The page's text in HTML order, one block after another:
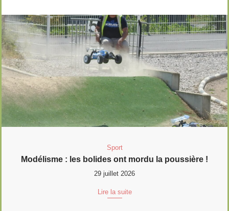
Sport
Modélisme : les bolides ont mordu la poussière !
29 juillet 2026
Lire la suite